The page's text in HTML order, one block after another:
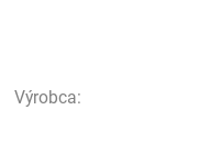
Výrobca: